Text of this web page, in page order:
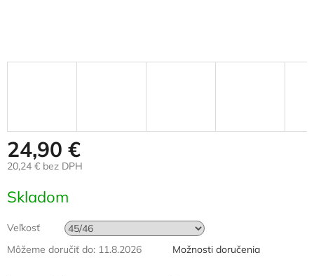
24,90 €
20,24 € bez DPH
cena:
Skladom
Veľkosť
Môžeme doručiť do: 11.8.2026 Možnosti doručenia